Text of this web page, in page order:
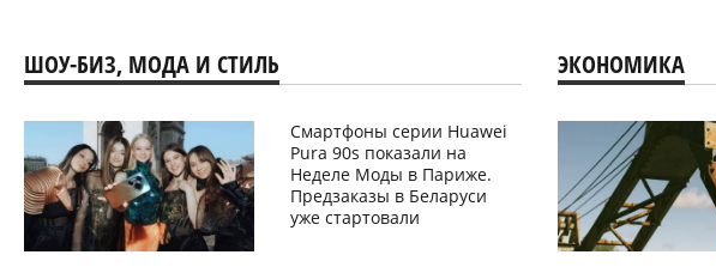
ШОУ-БИЗ, МОДА И СТИЛЬ
Смартфоны серии Huawei
Pura 90s показали на
Неделе Моды в Париже.
Предзаказы в Беларуси
уже стартовали
ЭКОНОМИКА